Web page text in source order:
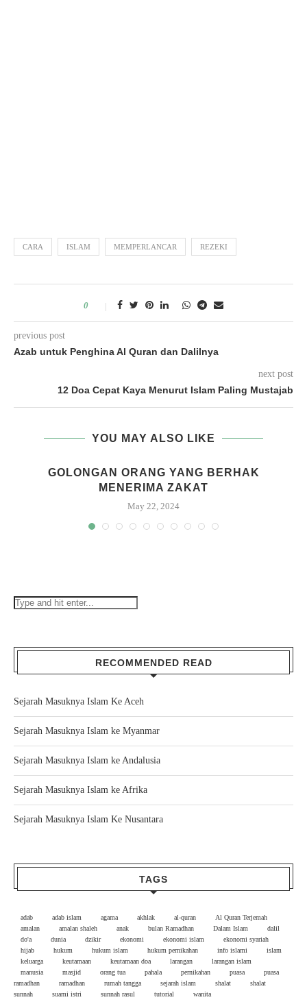
CARA ISLAM MEMPERLANCAR REZEKI
0
previous post
Azab untuk Penghina Al Quran dan Dalilnya
next post
12 Doa Cepat Kaya Menurut Islam Paling Mustajab
YOU MAY ALSO LIKE
GOLONGAN ORANG YANG BERHAK
MENERIMA ZAKAT
May 22, 2024
RECOMMENDED READ
Sejarah Masuknya Islam Ke Aceh
Sejarah Masuknya Islam ke Myanmar
Sejarah Masuknya Islam ke Andalusia
Sejarah Masuknya Islam ke Afrika
Sejarah Masuknya Islam Ke Nusantara
TAGS
adab adab islam agama akhlak al-quran
Al Quran Terjemah
amalan
amalan shaleh anak bulan Ramadhan Dalam Islam
dalil
do'a
dunia dzikir ekonomi ekonomi islam
ekonomi syariah
hijab
hukum hukum islam hukum pernikahan info islami
islam
keluarga
keutamaan keutamaan doa larangan
larangan islam
manusia
masjid orang tua pahala pernikahan puasa
puasa
ramadhan
ramadhan rumah tangga sejarah islam shalat
shalat
sunnah
suami istri sunnah rasul tutorial wanita